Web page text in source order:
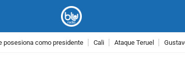
posesiona como presidente Cali Ataque Teruel